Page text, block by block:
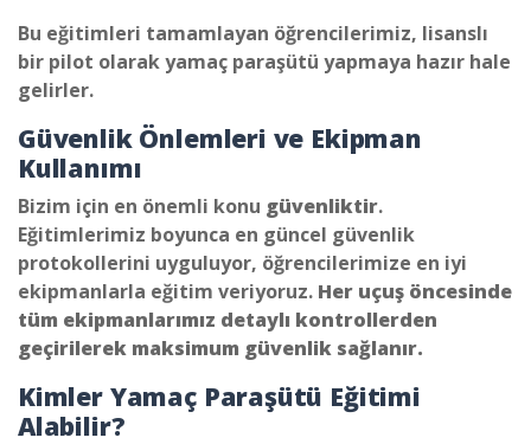
Bu eğitimleri tamamlayan öğrencilerimiz, lisanslı
bir pilot olarak yamaç paraşütü yapmaya hazır hale
gelirler.
Güvenlik Önlemleri ve Ekipman
Kullanımı
Bizim için en önemli konu güvenliktir.
Eğitimlerimiz boyunca en güncel güvenlik
protokollerini uyguluyor, öğrencilerimize en iyi
ekipmanlarla eğitim veriyoruz. Her uçuş öncesinde
tüm ekipmanlarımız detaylı kontrollerden
geçirilerek maksimum güvenlik sağlanır.
Kimler Yamaç Paraşütü Eğitimi
Alabilir?